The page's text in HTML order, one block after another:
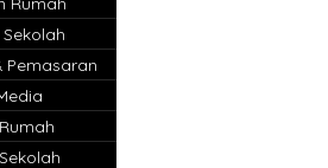
Pemasaran